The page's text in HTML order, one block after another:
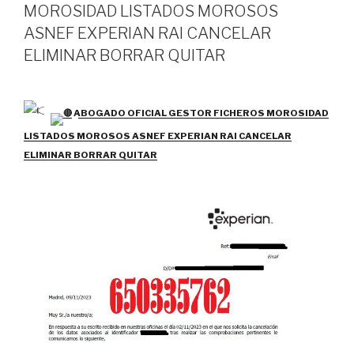
MOROSIDAD LISTADOS MOROSOS
ASNEF EXPERIAN RAI CANCELAR
ELIMINAR BORRAR QUITAR
ABOGADO OFICIAL GESTOR FICHEROS MOROSIDAD
LISTADOS MOROSOS ASNEF EXPERIAN RAI CANCELAR
ELIMINAR BORRAR QUITAR